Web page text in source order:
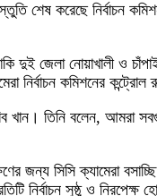
শেষ করেছে নির্বাচন
দুই জেলা নোয়াখালী ও
নির্বাচন কমিশনের কন্ট্রোল
খান। তিনি বলেন, আমরা
জন্য সিসি ক্যামেরা
নির্বাচন সুষ্ঠু ও নিরপেক্ষ